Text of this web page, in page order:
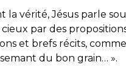
la vérité, Jésus parle
par des
et brefs récits,
du bon grain… ».